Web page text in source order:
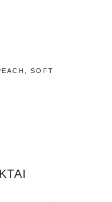
SOFT